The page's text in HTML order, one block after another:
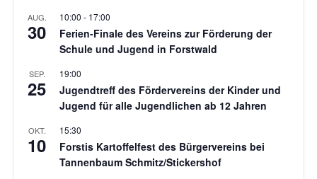
AUG.
30
10:00 - 17:00
Ferien-Finale des Vereins zur Förderung der
Schule und Jugend in Forstwald
SEP.
25
19:00
Jugendtreff des Fördervereins der Kinder und
Jugend für alle Jugendlichen ab 12 Jahren
OKT.
10
15:30
Forstis Kartoffelfest des Bürgervereins bei
Tannenbaum Schmitz/Stickershof